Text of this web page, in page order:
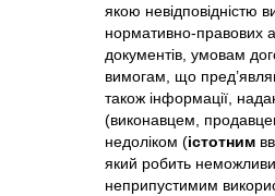
якою невідповідністю
нормативно-правових
документів, умовам
вимогам, що
також інформації,
(виконавцем,
недоліком (істотним
який робить
неприпустимим